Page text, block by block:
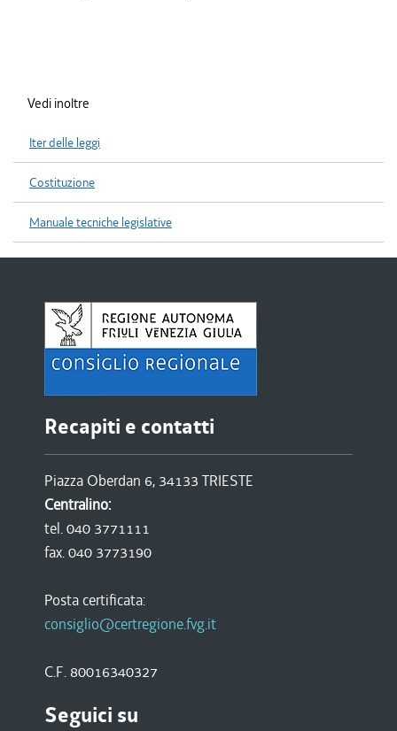
Vedi inoltre
Iter delle leggi
Costituzione
Manuale tecniche legislative
Recapiti e contatti
Piazza Oberdan 6, 34133 TRIESTE
Centralino:
tel. 040 3771111
fax. 040 3773190
Posta certificata:
consiglio@certregione.fvg.it
C.F. 80016340327
Seguici su